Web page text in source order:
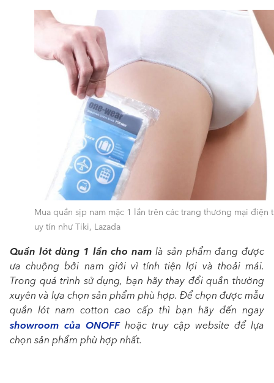
Mua quần sịp nam mặc 1 lần trên các trang thương mại điện
uy tín như Tiki, Lazada
Quần lót dùng 1 lần cho nam là sản phẩm đang được
ưa chuộng bởi nam giới vì tính tiện lợi và thoải mái.
Trong quá trình sử dụng, bạn hãy thay đổi quần thường
xuyên và lựa chọn sản phẩm phù hợp. Để chọn được mẫu
quần lót nam cotton cao cấp thì bạn hãy đến ngay
showroom của ONOFFhoặc truy cập website để lựa
chọn sản phẩm phù hợp nhất.